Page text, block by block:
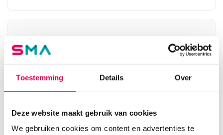
Toestemming Details Over
Deze website maakt gebruik van cookies
We gebruiken cookies om content en advertenties te